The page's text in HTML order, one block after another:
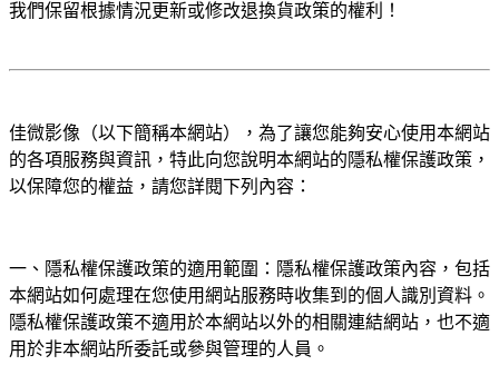
我們保留根據情況更新或修改退換貨政策的權利！
佳微影像（以下簡稱本網站），為了讓您能夠安心使用本網站
的各項服務與資訊，特此向您說明本網站的隱私權保護政策，
以保障您的權益，請您詳閱下列內容：
一、隱私權保護政策的適用範圍：隱私權保護政策內容，包括
本網站如何處理在您使用網站服務時收集到的個人識別資料。
隱私權保護政策不適用於本網站以外的相關連結網站，也不適
用於非本網站所委託或參與管理的人員。